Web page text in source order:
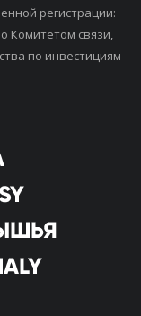
регистрации:
Комитетом связи,
по инвестициям